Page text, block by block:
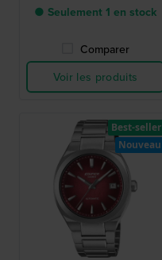
● Seulement 1 en stock
Comparer
Voir les produits
Best-seller
Nouveau